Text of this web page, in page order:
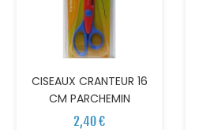
CISEAUX CRANTEUR 16
CM PARCHEMIN
2,40 €